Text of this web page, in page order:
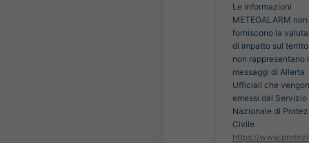
Le informazioni
METEOALARM non
forniscono la
di impatto sul
non rappresentano i
messaggi di Allerta
Ufficiali che
emessi dal Servizio
Nazionale di
Civile
https://